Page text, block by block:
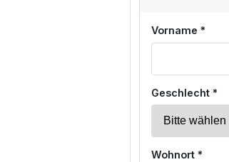
Vorname *
Geschlecht *
Wohnort *